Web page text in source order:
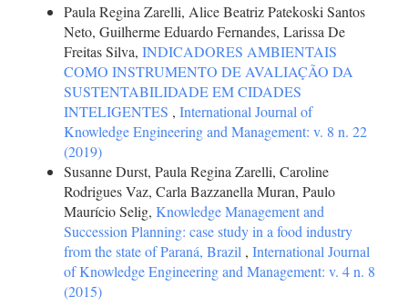
Paula Regina Zarelli, Alice Beatriz Patekoski Santos
Neto, Guilherme Eduardo Fernandes, Larissa De
Freitas Silva, INDICADORES AMBIENTAIS
COMO INSTRUMENTO DE AVALIAÇÃO DA
SUSTENTABILIDADE EM CIDADES
INTELIGENTES , International Journal of
Knowledge Engineering and Management: v. 8 n. 22
(2019)
Susanne Durst, Paula Regina Zarelli, Caroline
Rodrigues Vaz, Carla Bazzanella Muran, Paulo
Maurício Selig, Knowledge Management and
Succession Planning: case study in a food industry
from the state of Paraná, Brazil , International Journal
of Knowledge Engineering and Management: v. 4 n. 8
(2015)